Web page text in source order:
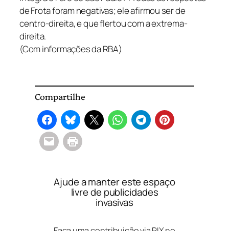
de Frota foram negativas; ele afirmou ser de
centro-direita, e que flertou com a extrema-
direita.
(Com informações da RBA)
Compartilhe
Ajude a manter este espaço
livre de publicidades
invasivas